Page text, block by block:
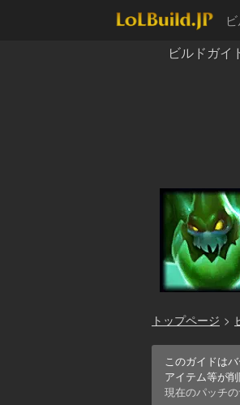
ビルドガ
トップページ >
このガイドは
アイテム等が
現在のパッチの